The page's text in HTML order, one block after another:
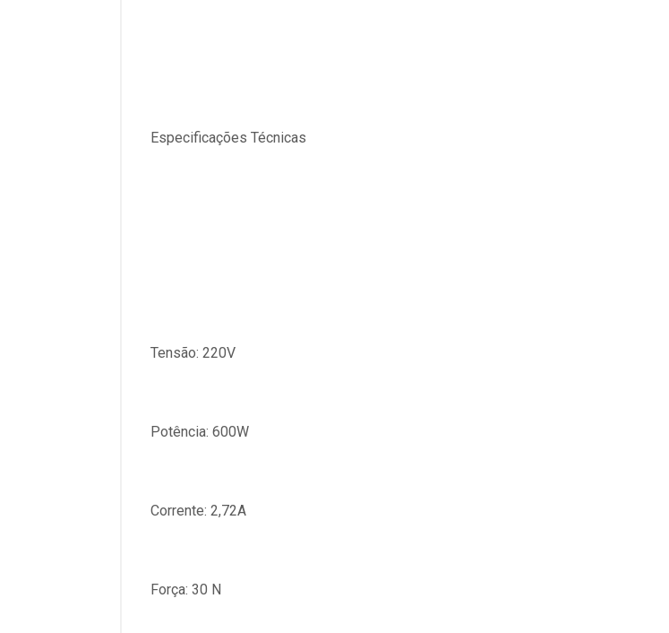
Especificações Técnicas
Tensão: 220V
Potência: 600W
Corrente: 2,72A
Força: 30 N